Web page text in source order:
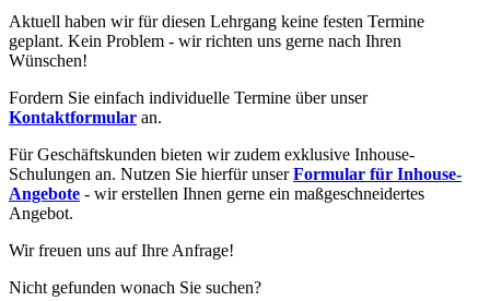
Aktuell haben wir für diesen Lehrgang keine festen Termine
geplant. Kein Problem - wir richten uns gerne nach Ihren
Wünschen!
Fordern Sie einfach individuelle Termine über unser
Kontaktformular an.
Für Geschäftskunden bieten wir zudem exklusive Inhouse-
Schulungen an. Nutzen Sie hierfür unserFormular für Inhouse-
Angebote - wir erstellen Ihnen gerne ein maßgeschneidertes
Angebot.
Wir freuen uns auf Ihre Anfrage!
Nicht gefunden wonach Sie suchen?